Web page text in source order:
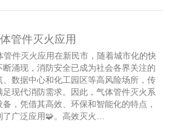
管件灭火应用
件灭火应用在新民市，随着城市化的快
涌现，消防安全已成为社会各界关注的
数据中心和化工园区等高风险场所，传
现代消防需求。因此，气体管件灭火系
，凭借其高效、环保和智能化的特点，
广泛应用🧩。高效灭火…